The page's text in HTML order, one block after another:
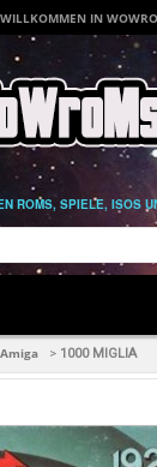
WILLKOMMEN IN
ROMS, SPIELE, ISOS
Amiga > 1000 MIGLIA